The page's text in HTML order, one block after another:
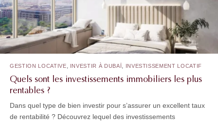
Quels sont les investissements immobiliers les plus
rentables ?
Dans quel type de bien investir pour s’assurer un excellent taux
de rentabilité ? Découvrez lequel des investissements
GESTION LOCATIVE, INVESTIR À DUBAÏ, INVESTISSEMENT LOCATIF